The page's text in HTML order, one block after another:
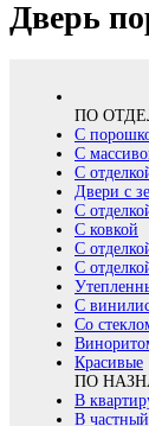
Дверь
ПО
С
С
С
Двери с
С
С ковкой
С
С
С
Со
Красивые
ПО
В
В